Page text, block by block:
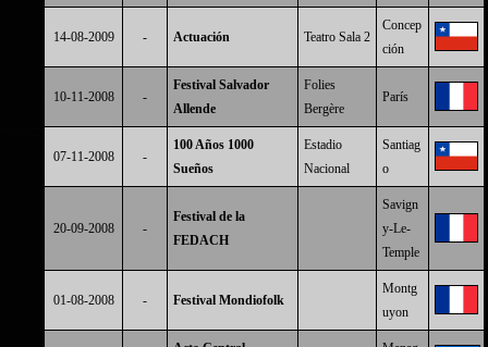
14-08-2009 - Actuación Teatro Sala 2
Concep
ción
10-11-2008 -
Festival Salvador
Allende
Folies
Bergère
París
07-11-2008 -
100 Años 1000
Sueños
Estadio
Nacional
Santiag
o
20-09-2008 -
Festival de la
FEDACH
Savign
y-Le-
Temple
01-08-2008 - Festival Mondiofolk
Montg
uyon